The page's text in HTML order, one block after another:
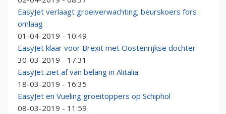
EasyJet verlaagt groeiverwachting; beurskoers fors
omlaag
01-04-2019 - 10:49
EasyJet klaar voor Brexit met Oostenrijkse dochter
30-03-2019 - 17:31
EasyJet ziet af van belang in Alitalia
18-03-2019 - 16:35
EasyJet en Vueling groeitoppers op Schiphol
08-03-2019 - 11:59